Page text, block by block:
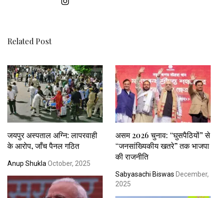
Related Post
जयपुर अस्पताल अग्नि: लापरवाही
के आरोप, जाँच पैनल गठित
Anup Shukla October, 2025
असम 2026 चुनाव: “घुसपैठियों” से
“जनसांख्यिकीय खतरे” तक भाजपा
की राजनीति
Sabyasachi Biswas December,
2025